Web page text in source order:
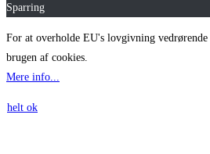
Sparring
For at overholde EU's lovgivning
brugen af cookies.
Mere info...
helt ok